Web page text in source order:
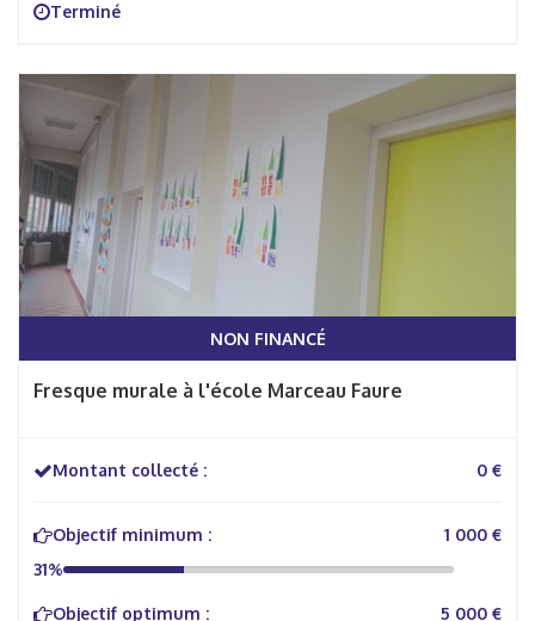
Terminé
NON FINANCÉ
Fresque murale à l'école Marceau Faure
Montant collecté : 0 €
Objectif minimum :
1 000 €
31%
Objectif optimum :
5 000 €